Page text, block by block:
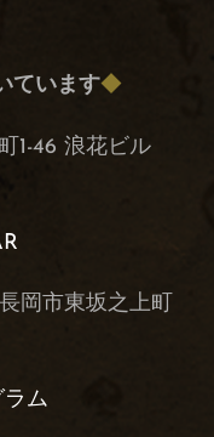
ています◆
1-46 浪花ビル
岡市東坂之上町
ム